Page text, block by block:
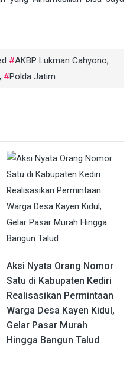
AKBP Lukman Cahyono,
, Polda Jatim
Aksi Nyata Orang Nomor
Satu di Kabupaten Kediri
Realisasikan Permintaan
Warga Desa Kayen Kidul,
Gelar Pasar Murah
Hingga Bangun Talud